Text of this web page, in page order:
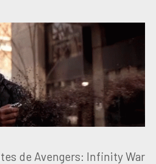
de Avengers: Infinity War